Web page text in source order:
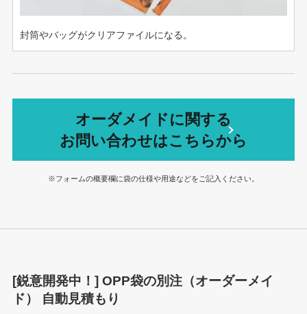
封筒やバッグがクリアファイルになる。
オーダメイドに関する
お問い合わせはこちらから
※フォームの概要欄に袋の仕様や用途などをご記入ください。
[鋭意開発中！] OPP袋の別注（オーダーメイ
ド） 自動見積もり